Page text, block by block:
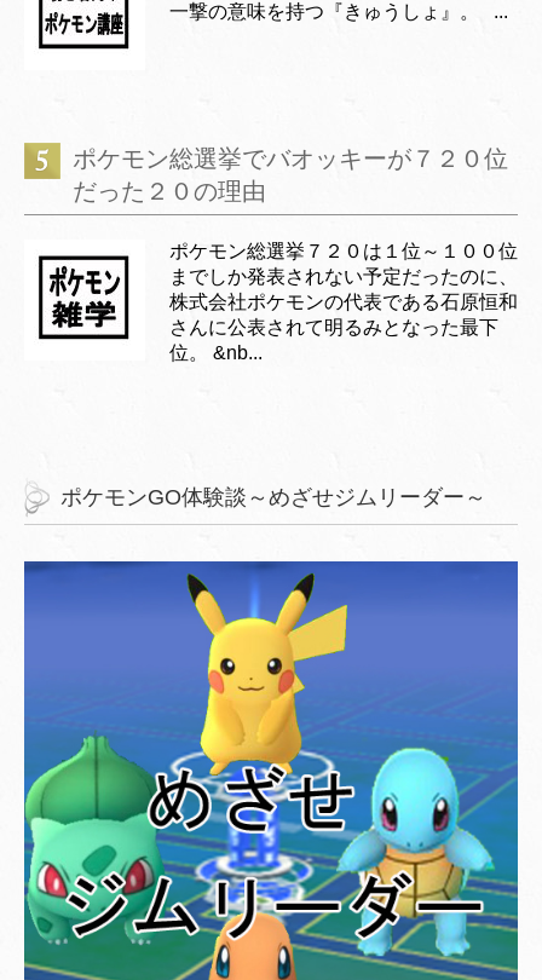
一撃の意味を持つ『きゅうしょ』。 ...
ポケモン総選挙でバオッキーが７２０位
だった２０の理由
ポケモン総選挙７２０は１位～１００位
までしか発表されない予定だったのに、
株式会社ポケモンの代表である石原恒和
さんに公表されて明るみとなった最下
位。 &nb...
ポケモンGO体験談～めざせジムリーダー～